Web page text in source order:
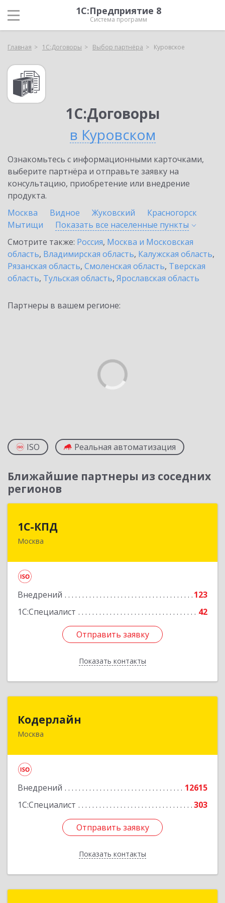
1С:Предприятие 8
Система программ
Главная 1С:Договоры Выбор партнёра Куровское
1С:Договоры
в Куровском
Ознакомьтесь с информационными карточками,
выберите партнёра и отправьте заявку на
консультацию, приобретение или внедрение
продукта.
Москва
Видное Жуковский
Красногорск
Мытищи
Показать все населенные пункты
Смотрите также: Россия, Москва и Московская
область, Владимирская область, Калужская область,
Рязанская область, Смоленская область, Тверская
область, Тульская область, Ярославская область
Партнеры в вашем регионе:
ISO Реальная автоматизация
Ближайшие партнеры из соседних
регионов
1С-КПД
Москва
Внедрений
123
1С:Специалист
42
Отправить заявку
Показать контакты
109147, Москва г, Воронцовская ул, дом №
Отправить заявку
Назад
Кодерлайн
Москва
Внедрений
12615
1С:Специалист
303
Отправить заявку
Показать контакты
107023, Москва г, Семеновская Б. ул, дом № 43,
Отправить заявку
Назад